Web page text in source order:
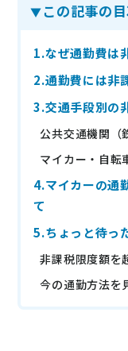
お役立ち情報
お役立ち資料
ニュース
導入効果シミ
お問い合わせ
この記事の
1.なぜ通勤費は
2.通勤費には非
3.交通手段別の
公共交通機関（
マイカー・自転
4.マイカーの通
て
5.ちょっと待っ
非課税限度額を
今の通勤方法を